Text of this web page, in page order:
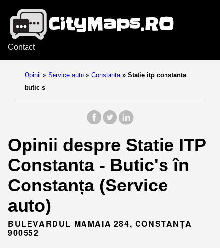
Contact
Opinii » Service auto » Constanta » Statie itp constanta
butic s
Opinii despre Statie ITP
Constanta - Butic's în
Constanța (Service
auto)
BULEVARDUL MAMAIA 284, CONSTANȚA
900552